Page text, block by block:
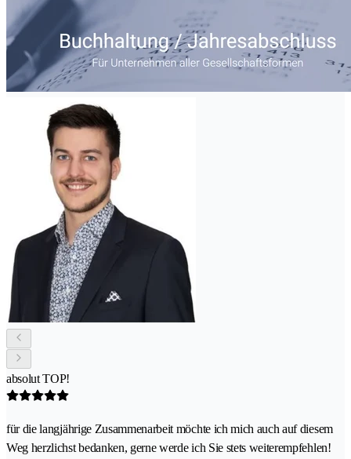
absolut TOP!
für die langjährige Zusammenarbeit möchte ich mich auch auf diesem
Weg herzlichst bedanken, gerne werde ich Sie stets weiterempfehlen!